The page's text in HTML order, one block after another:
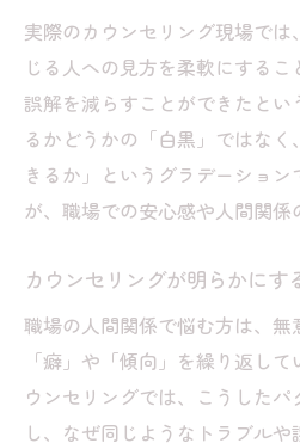
実際のカウンセリング現場で
じる人への見方を柔軟にする
誤解を減らすことができたとい
るかどうかの「白黒」ではな
きるか」というグラデーショ
が、職場での安心感や人間関係
カウンセリングが明らかにす
職場の人間関係で悩む方は、無
「癖」や「傾向」を繰り返し
ウンセリングでは、こうした
し、なぜ同じようなトラブル